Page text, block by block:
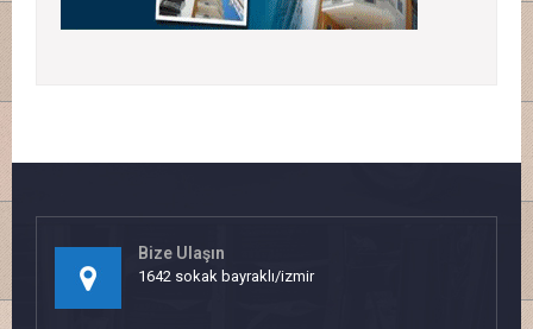
Bize Ulaşın
1642 sokak bayraklı/izmir